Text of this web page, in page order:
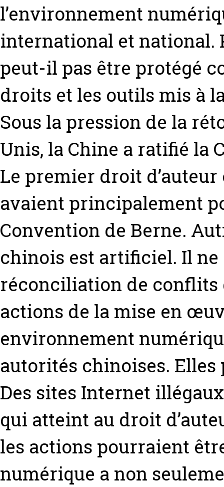
l’environnement
international et national.
peut-il pas être protégé
droits et les outils mis à
Sous la pression de la
Unis, la Chine a ratifié la
Le premier droit
avaient principalement
Convention de Berne.
chinois est artificiel. Il ne
réconciliation de
actions de la mise en
environnement
autorités chinoises.
Des sites Internet
qui atteint au droit
les actions pourraient
numérique a non